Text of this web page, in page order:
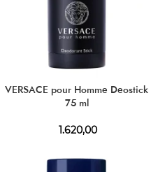
VERSACE pour Homme Deostick
75 ml
1.620,00